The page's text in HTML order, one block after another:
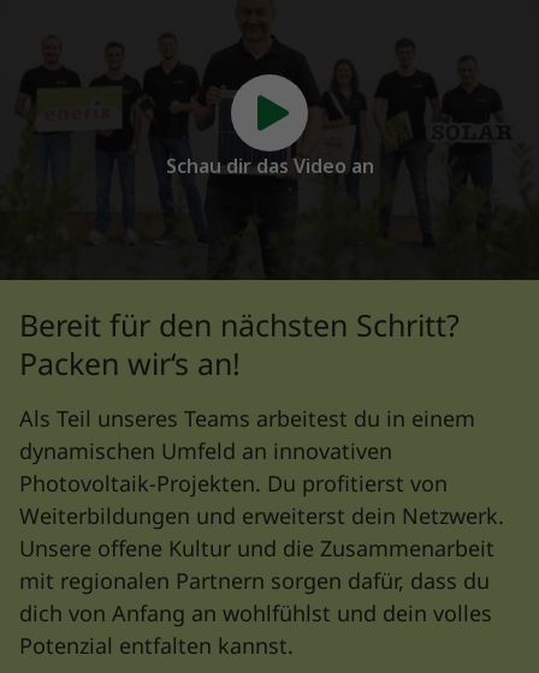
Schau dir das Video an
Bereit für den nächsten Schritt?
Packen wir‘s an!
Als Teil unseres Teams arbeitest du in einem
dynamischen Umfeld an innovativen
Photovoltaik-Projekten. Du profitierst von
Weiterbildungen und erweiterst dein Netzwerk.
Unsere offene Kultur und die Zusammenarbeit
mit regionalen Partnern sorgen dafür, dass du
dich von Anfang an wohlfühlst und dein volles
Potenzial entfalten kannst.